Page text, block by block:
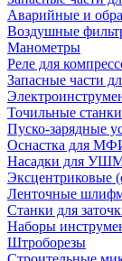
Аварийные и
Воздушные
Манометры
Реле для
Запасные части
Точильные станки
Пуско-зарядные
Оснастка для
Насадки для
Эксцентриковые
Ленточные
Станки для
Наборы
Штроборезы